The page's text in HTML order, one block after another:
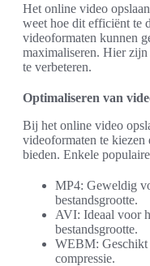
Het online video
weet hoe dit efficiënt te
videoformaten kunnen
maximaliseren. Hier
te verbeteren.
Optimaliseren van
Bij het online video
videoformaten te
bieden. Enkele
MP4: Geweldig
bestandsgrootte.
AVI: Ideaal voor
bestandsgrootte.
WEBM: Geschikt
compressie.